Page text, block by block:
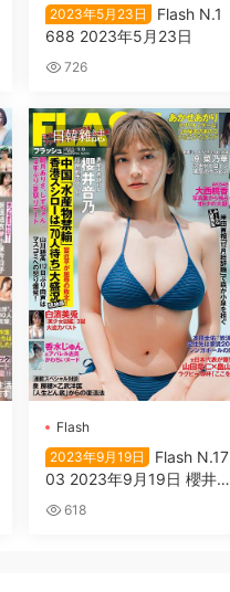
2023年5月23日
Flash N.1
688 2023年5月23日
726
日韓雜誌
Flash
2023年9月19日
Flash N.17
03 2023年9月19日 櫻井
音乃 あかせあかり 原菜乃
618